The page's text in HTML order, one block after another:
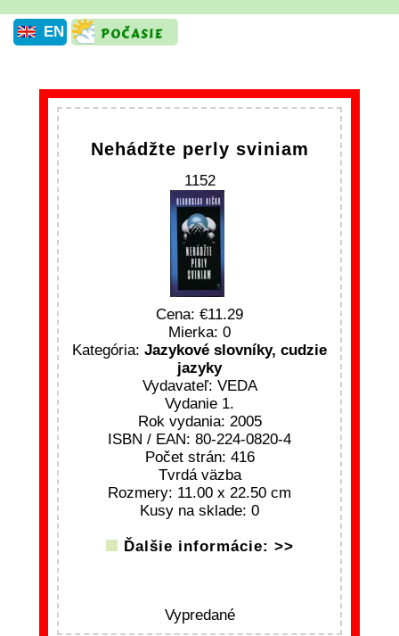
EN
Nehádžte perly sviniam
1152
Cena:
11.29
Mierka: 0
Kategória: Jazykové slovníky, cudzie
jazyky
Vydavateľ: VEDA
Vydanie 1.
Rok vydania: 2005
ISBN / EAN: 80-224-0820-4
Počet strán: 416
Tvrdá väzba
Rozmery: 11.00 x 22.50 cm
Kusy na sklade: 0
Ďalšie informácie: >>
Vypredané